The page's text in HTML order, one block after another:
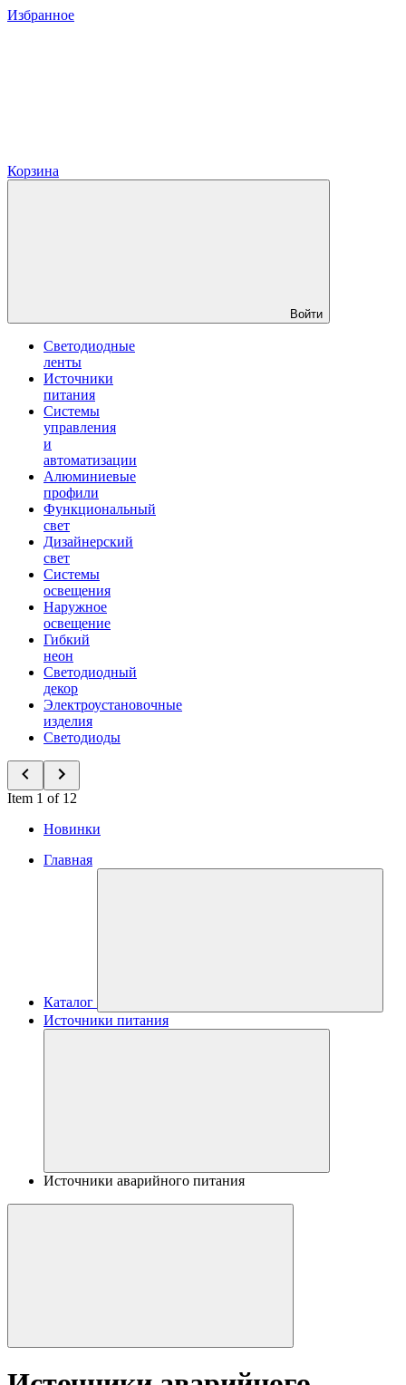
Избранное
Корзина
Войти
Светодиодные
ленты
Источники
питания
Системы
управления
и
автоматизации
Алюминиевые
профили
Функциональный
свет
Дизайнерский
свет
Системы
освещения
Наружное
освещение
Гибкий
неон
Светодиодный
декор
Электроустановочные
изделия
Светодиоды
Item 1 of 12
Новинки
Главная
Каталог
Источники питания
Источники аварийного питания